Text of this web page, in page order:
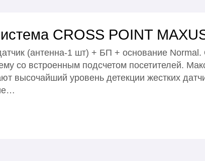
CROSS POINT
(антенна-1 шт) + БП + основание
cо встроенным подсчетом посетителей.
высочайший уровень детекции жестких